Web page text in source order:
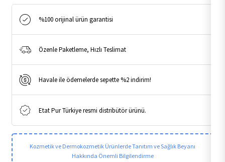
%100 orijinal ürün garantisi
Özenle Paketleme, Hızlı Teslimat
Havale ile ödemelerde sepette %2 indirim!
Etat Pur Türkiye resmi distribütör ürünü.
Kozmetik ve Dermokozmetik Ürünlerde Tanıtım ve Sağlık Beyanı
Hakkında Önemli Bilgilendirme